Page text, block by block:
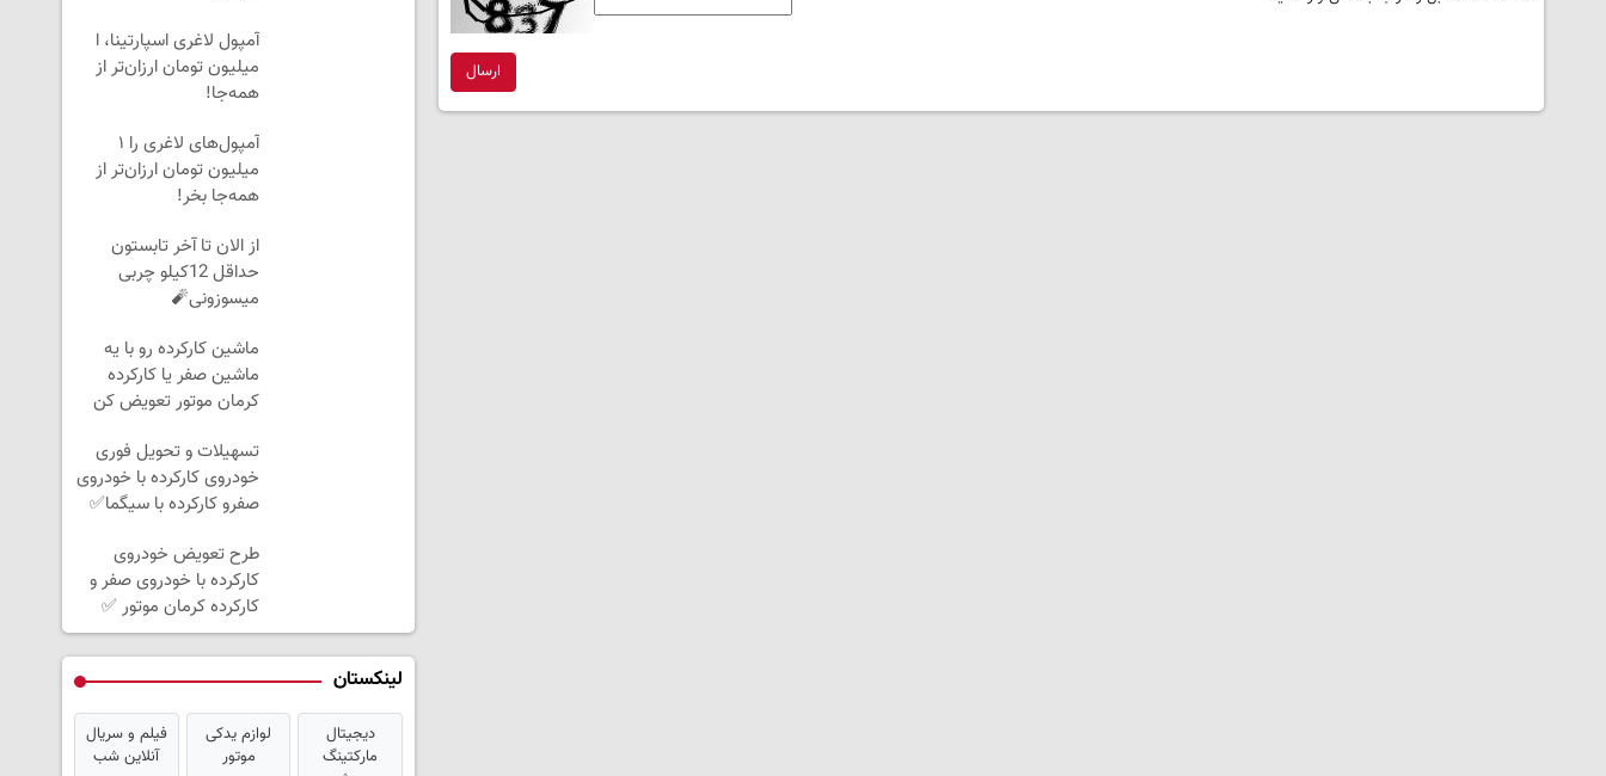
ارسال
آمپول لاغری اسپارتینا، ا
میلیون تومان ارزان‌تر از
همه‌جا!
آمپول‌های لاغری را ۱
میلیون تومان ارزان‌تر از
همه‌جا بخر!
از الان تا آخر تابستون
حداقل 12کیلو چربی
میسوزونی🧨
ماشین کارکرده رو با یه
ماشین صفر یا کارکرده
کرمان موتور تعویض کن
تسهیلات و تحویل فوری
خودروی کارکرده با خودروی
صفرو کارکرده با سیگما✅
طرح تعویض خودروی
کارکرده با خودروی صفر و
کارکرده کرمان موتور ✅
لینکستان
دیجیتال
مارکتینگ
لوازم یدکی
موتور
فیلم و سریال
آنلاین شب